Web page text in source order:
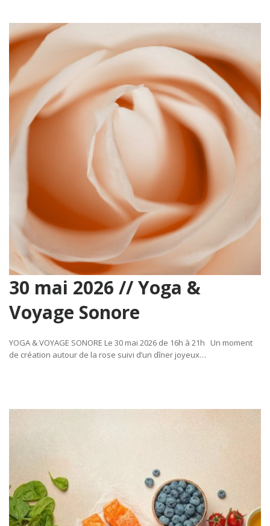
30 mai 2026 // Yoga &
Voyage Sonore
YOGA & VOYAGE SONORE Le 30 mai 2026 de 16h à 21h Un moment
de création autour de la rose suivi d’un dîner joyeux…